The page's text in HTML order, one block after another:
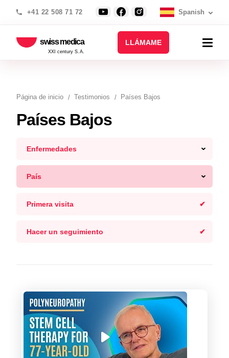
+41 22 508 71 72 Spanish
swiss medica
XXI century S.A.
LLÁMAME
Página de inicio Testimonios Países Bajos
Países Bajos
Enfermedades
País
Primera visita
Hacer un seguimiento